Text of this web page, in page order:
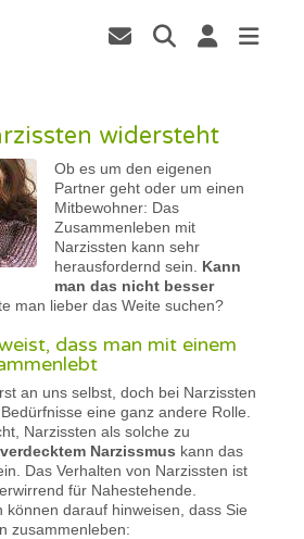
widersteht
Ob es um den eigenen
Partner geht oder um einen
Mitbewohner: Das
Zusammenleben mit
Narzissten kann sehr
herausfordernd sein. Kann
man das nicht besser
man lieber das Weite suchen?
dass man mit einem
an uns selbst, doch bei Narzissten
eine ganz andere Rolle.
Narzissten als solche zu
verdecktem Narzissmus kann das
Das Verhalten von Narzissten ist
für Nahestehende.
können darauf hinweisen, dass Sie
zusammenleben: